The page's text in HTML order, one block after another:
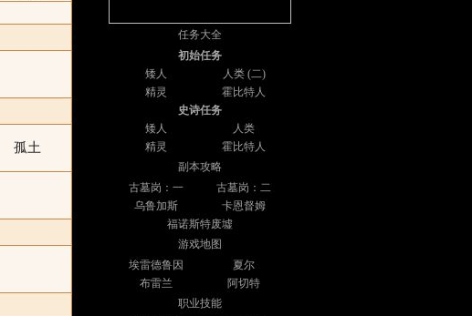
孤土
任务大全
初始任务
矮人
人类 (二)
精灵
霍比特人
史诗任务
矮人
人类
精灵
霍比特人
副本攻略
古墓岗：一
古墓岗：二
乌鲁加斯
卡恩督姆
福诺斯特废墟
游戏地图
埃雷德鲁因
夏尔
布雷兰
阿切特
职业技能